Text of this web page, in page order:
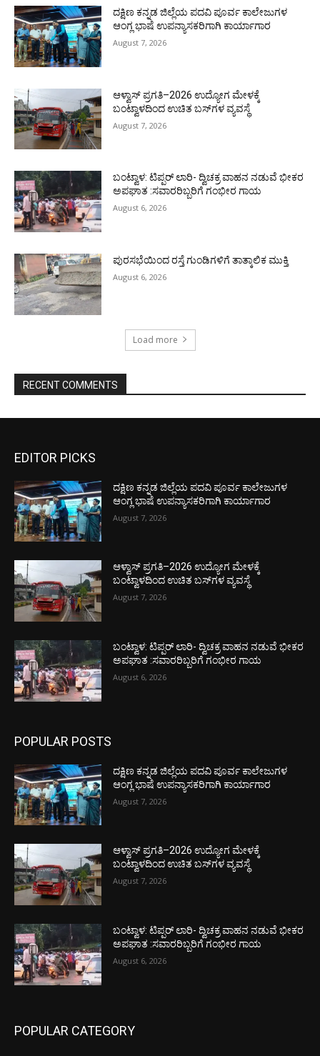
ದಕ್ಷಿಣ ಕನ್ನಡ ಜಿಲ್ಲೆಯ ಪದವಿ ಪೂರ್ವ ಕಾಲೇಜುಗಳ
ಆಂಗ್ಲ ಭಾಷೆ ಉಪನ್ಯಾಸಕರಿಗಾಗಿ ಕಾರ್ಯಾಗಾರ
August 7, 2026
ಆಳ್ವಾಸ್ ಪ್ರಗತಿ–2026 ಉದ್ಯೋಗ ಮೇಳಕ್ಕೆ
ಬಂಟ್ವಾಳದಿಂದ ಉಚಿತ ಬಸ್‌ಗಳ ವ್ಯವಸ್ಥೆ
August 7, 2026
ಬಂಟ್ವಾಳ: ಟಿಪ್ಪರ್ ಲಾರಿ- ದ್ವಿಚಕ್ರ ವಾಹನ ನಡುವೆ ಭೀಕರ
ಅಪಘಾತ :ಸವಾರರಿಬ್ಬರಿಗೆ ಗಂಭೀರ ಗಾಯ
August 6, 2026
ಪುರಸಭೆಯಿಂದ ರಸ್ತೆ ಗುಂಡಿಗಳಿಗೆ ತಾತ್ಕಾಲಿಕ ಮುಕ್ತಿ
August 6, 2026
Load more
RECENT COMMENTS
EDITOR PICKS
ದಕ್ಷಿಣ ಕನ್ನಡ ಜಿಲ್ಲೆಯ ಪದವಿ ಪೂರ್ವ ಕಾಲೇಜುಗಳ
ಆಂಗ್ಲ ಭಾಷೆ ಉಪನ್ಯಾಸಕರಿಗಾಗಿ ಕಾರ್ಯಾಗಾರ
August 7, 2026
ಆಳ್ವಾಸ್ ಪ್ರಗತಿ–2026 ಉದ್ಯೋಗ ಮೇಳಕ್ಕೆ
ಬಂಟ್ವಾಳದಿಂದ ಉಚಿತ ಬಸ್‌ಗಳ ವ್ಯವಸ್ಥೆ
August 7, 2026
ಬಂಟ್ವಾಳ: ಟಿಪ್ಪರ್ ಲಾರಿ- ದ್ವಿಚಕ್ರ ವಾಹನ ನಡುವೆ ಭೀಕರ
ಅಪಘಾತ :ಸವಾರರಿಬ್ಬರಿಗೆ ಗಂಭೀರ ಗಾಯ
August 6, 2026
POPULAR POSTS
ದಕ್ಷಿಣ ಕನ್ನಡ ಜಿಲ್ಲೆಯ ಪದವಿ ಪೂರ್ವ ಕಾಲೇಜುಗಳ
ಆಂಗ್ಲ ಭಾಷೆ ಉಪನ್ಯಾಸಕರಿಗಾಗಿ ಕಾರ್ಯಾಗಾರ
August 7, 2026
ಆಳ್ವಾಸ್ ಪ್ರಗತಿ–2026 ಉದ್ಯೋಗ ಮೇಳಕ್ಕೆ
ಬಂಟ್ವಾಳದಿಂದ ಉಚಿತ ಬಸ್‌ಗಳ ವ್ಯವಸ್ಥೆ
August 7, 2026
ಬಂಟ್ವಾಳ: ಟಿಪ್ಪರ್ ಲಾರಿ- ದ್ವಿಚಕ್ರ ವಾಹನ ನಡುವೆ ಭೀಕರ
ಅಪಘಾತ :ಸವಾರರಿಬ್ಬರಿಗೆ ಗಂಭೀರ ಗಾಯ
August 6, 2026
POPULAR CATEGORY